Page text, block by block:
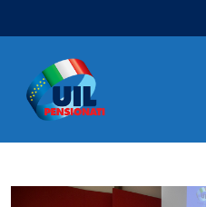
Navigazione principale